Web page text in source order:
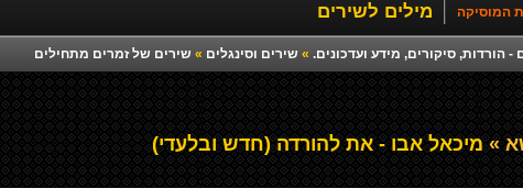
המוסיקה מילים לשירים
- הורדות, סיקורים, מידע ועדכונים. » שירים וסינגלים » שירים של זמרים מתחילים
» מיכאל אבו - את להורדה (חדש ובלעדי)